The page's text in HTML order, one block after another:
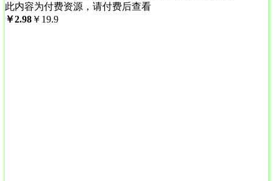
此内容为付费资源，请付费后查看
￥2.98 ￥ 19.9